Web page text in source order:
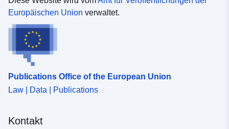
Europäischen Union verwaltet.
Publications Office of the European Union
Law | Data | Publications
Kontakt